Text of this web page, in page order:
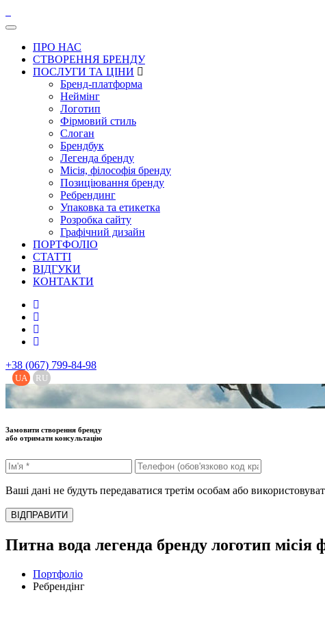
ПРО НАС
СТВОРЕННЯ БРЕНДУ
ПОСЛУГИ ТА ЦІНИ
Бренд-платформа
Неймінг
Логотип
Фірмовий стиль
Слоган
Брендбук
Легенда бренду
Місія, філософія бренду
Позиціювання бренду
Ребрендинг
Упаковка та етикетка
Розробка сайту
Графічний дизайн
ПОРТФОЛІО
СТАТТІ
ВІДГУКИ
КОНТАКТИ
+38 (067) 799-84-98
UA RU
Замовити створення бренду
або отримати консультацію
Ваші дані не будуть передаватися третім особам або
ВІДПРАВИТИ
Питна вода легенда бренду логотип місія
Портфоліо
Ребрендінг